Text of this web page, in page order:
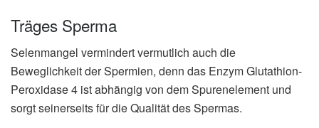
Träges Sperma
Selenmangel vermindert vermutlich auch die
Beweglichkeit der Spermien, denn das Enzym Glutathion-
Peroxidase 4 ist abhängig von dem Spurenelement und
sorgt seinerseits für die Qualität des Spermas.